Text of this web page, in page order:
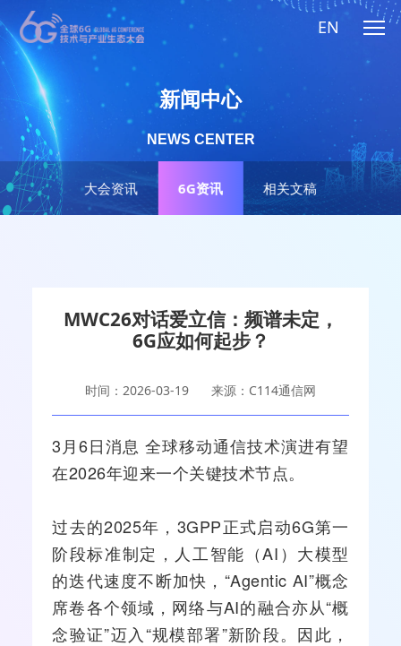
EN
大会资讯 6G资讯 相关文稿
新闻中心
NEWS CENTER
MWC26对话爱立信：频谱未定，
6G应如何起步？
时间：2026-03-19 来源：C114通信网
3月6日消息 全球移动通信技术演进有望
在2026年迎来一个关键技术节点。
过去的2025年， 3GPP正式启动6G第一
阶段标准制定， 人工智能 （AI ）大模型
的迭代速度不断加快，“Agentic AI”概念
席卷各个领域， 网络与AI的融合亦从“概
念验证”迈入“规模部署”新阶段。因此，